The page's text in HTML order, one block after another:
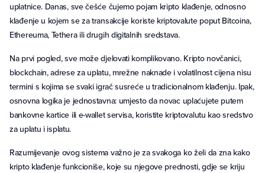
uplatnice. Danas, sve češće čujemo pojam kripto klađenje, odnosno
klađenje u kojem se za transakcije koriste kriptovalute poput Bitcoina,
Ethereuma, Tethera ili drugih digitalnih sredstava.
Na prvi pogled, sve može djelovati komplikovano. Kripto novčanici,
blockchain, adrese za uplatu, mrežne naknade i volatilnost cijena nisu
termini s kojima se svaki igrač susreće u tradicionalnom klađenju. Ipak,
osnovna logika je jednostavna: umjesto da novac uplaćujete putem
bankovne kartice ili e-wallet servisa, koristite kriptovalutu kao sredstvo
za uplatu i isplatu.
Razumijevanje ovog sistema važno je za svakoga ko želi da zna kako
kripto klađenje funkcioniše, koje su njegove prednosti, gdje se kriju